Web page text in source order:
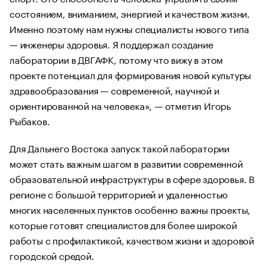
состоянием, вниманием, энергией и качеством жизни.
Именно поэтому нам нужны специалисты нового типа
— инженеры здоровья. Я поддержал создание
лаборатории в ДВГАФК, потому что вижу в этом
проекте потенциал для формирования новой культуры
здравообразования — современной, научной и
ориентированной на человека», — отметил Игорь
Рыбаков.
Для Дальнего Востока запуск такой лаборатории
может стать важным шагом в развитии современной
образовательной инфраструктуры в сфере здоровья. В
регионе с большой территорией и удаленностью
многих населенных пунктов особенно важны проекты,
которые готовят специалистов для более широкой
работы с профилактикой, качеством жизни и здоровой
городской средой.